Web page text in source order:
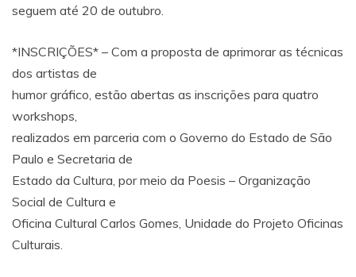
seguem até 20 de outubro.
*INSCRIÇÕES* – Com a proposta de aprimorar as técnicas
dos artistas de
humor gráfico, estão abertas as inscrições para quatro
workshops,
realizados em parceria com o Governo do Estado de São
Paulo e Secretaria de
Estado da Cultura, por meio da Poesis – Organização
Social de Cultura e
Oficina Cultural Carlos Gomes, Unidade do Projeto Oficinas
Culturais.